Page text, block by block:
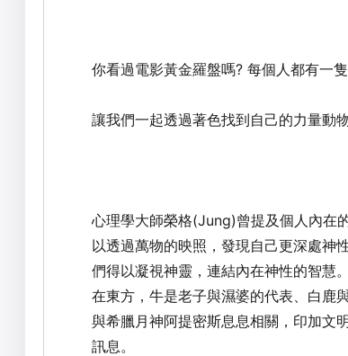
你看過電影黃金羅盤嗎? 每個人都有一
讓我們一起透過著色找到自己的力量動
心理學大師榮格(Jung)曾提及個人內在
以透過萬物的映照，發現自己更深處神
們得以凝視神靈，連結內在神性的智慧。
在東方，牛是老子與濕婆的代表、白鹿
與希臘月神阿提密斯息息相關，印加文
訊息。